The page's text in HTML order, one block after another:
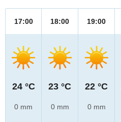
17:00
24 °C
0 mm
18:00
23 °C
0 mm
19:00
22 °C
0 mm